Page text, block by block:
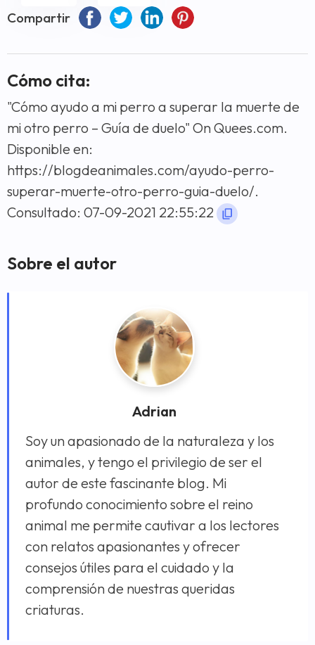
Compartir
Cómo cita:
"Cómo ayudo a mi perro a superar la muerte de
mi otro perro – Guía de duelo" On Quees.com.
Disponible en:
https://blogdeanimales.com/ayudo-perro-
superar-muerte-otro-perro-guia-duelo/.
Consultado: 07-09-2021 22:55:22
Sobre el autor
Adrian
Soy un apasionado de la naturaleza y los
animales, y tengo el privilegio de ser el
autor de este fascinante blog. Mi
profundo conocimiento sobre el reino
animal me permite cautivar a los lectores
con relatos apasionantes y ofrecer
consejos útiles para el cuidado y la
comprensión de nuestras queridas
criaturas.